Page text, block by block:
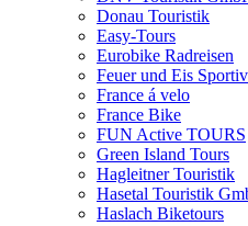
Donau Touristik
Easy-Tours
Eurobike Radreisen
Feuer und Eis
France á velo
France Bike
FUN Active TOURS
Green Island Tours
Hagleitner Touristik
Hasetal Touristik
Haslach Biketours